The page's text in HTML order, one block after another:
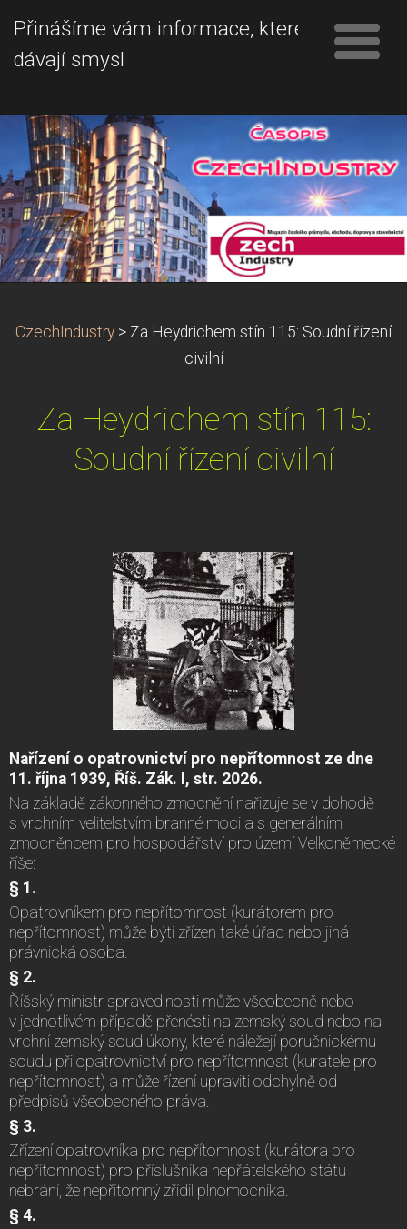
Přinášíme vám informace, které
dávají smysl
CzechIndustry > Za Heydrichem stín 115: Soudní řízení
civilní
Za Heydrichem stín 115:
Soudní řízení civilní
Nařízení o opatrovnictví pro nepřítomnost ze dne
11. října 1939, Říš. Zák. I, str. 2026.
Na základě zákonného zmocnění nařizuje se v dohodě
s vrchním velitelstvím branné moci a s generálním
zmocněncem pro hospodářství pro území Velkoněmecké
říše:
§ 1.
Opatrovníkem pro nepřítomnost (kurátorem pro
nepřítomnost) může býti zřízen také úřad nebo jiná
právnická osoba.
§ 2.
Říšský ministr spravedlnosti může všeobecně nebo
v jednotlivém případě přenésti na zemský soud nebo na
vrchní zemský soud úkony, které náležejí poručnickému
soudu při opatrovnictví pro nepřítomnost (kuratele pro
nepřítomnost) a může řízení upraviti odchylně od
předpisů všeobecného práva.
§ 3.
Zřízení opatrovníka pro nepřítomnost (kurátora pro
nepřítomnost) pro příslušníka nepřátelského státu
nebrání, že nepřítomný zřídil plnomocníka.
§ 4.